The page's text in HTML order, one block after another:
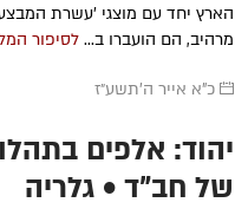
הארץ יחד עם מוצגי 'עשרת
מרהיב, הם הועברו ב... לסיפור
כ"א אייר ה׳תשע״ז
יהוד: אלפים
של חב"ד • גלריה